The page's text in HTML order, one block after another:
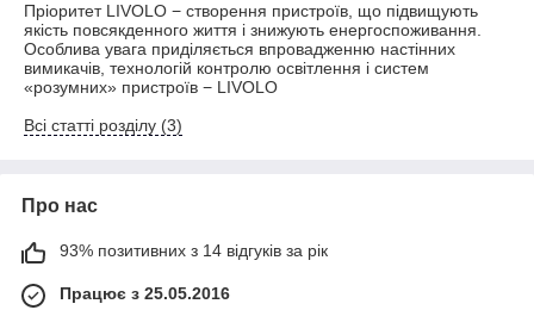
Пріоритет LIVOLO − створення пристроїв, що підвищують
якість повсякденного життя і знижують енергоспоживання.
Особлива увага приділяється впровадженню настінних
вимикачів, технологій контролю освітлення і систем
«розумних» пристроїв − LIVOLO
Всі статті розділу (3)
Про нас
93% позитивних з 14 відгуків за рік
Працює з 25.05.2016